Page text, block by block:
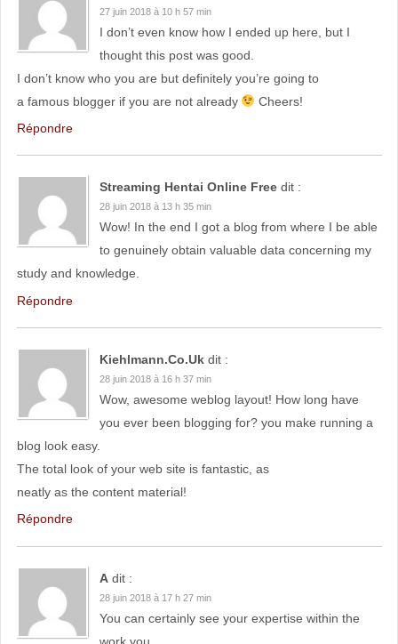
27 juin 2018 à 10 h 57 min
I don’t even know how I ended up here, but I
thought this post was good.
I don’t know who you are but definitely you’re going to
a famous blogger if you are not already
Cheers!
Répondre
Streaming Hentai Online Free dit :
28 juin 2018 à 13 h 35 min
Wow! In the end I got a blog from where I be able
to genuinely obtain valuable data concerning my
study and knowledge.
Répondre
Kiehlmann.Co.uk dit :
28 juin 2018 à 16 h 37 min
Wow, awesome weblog layout! How long have
you ever been blogging for? you make running a
blog look easy.
The total look of your web site is fantastic, as
neatly as the content material!
Répondre
A dit :
28 juin 2018 à 17 h 27 min
You can certainly see your expertise within the